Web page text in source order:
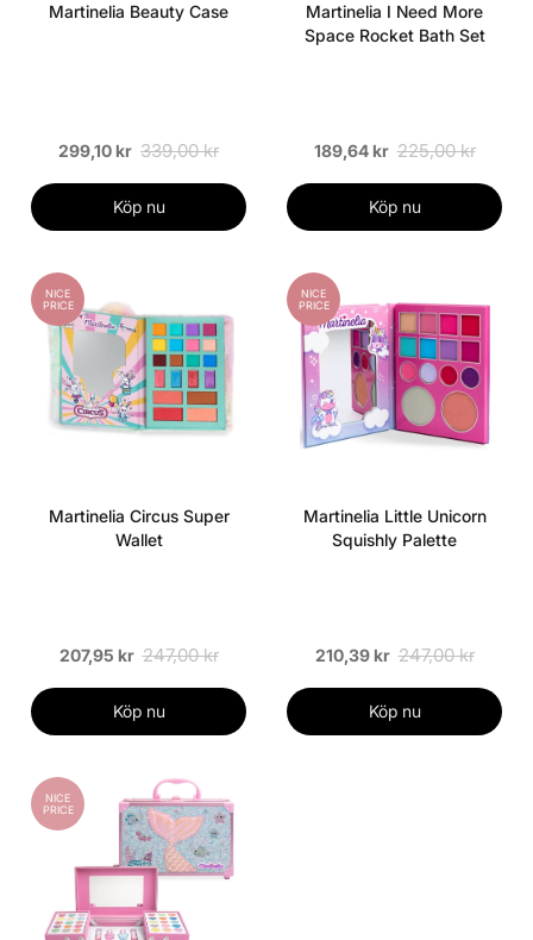
Martinelia Beauty Case
299,10 kr 339,00 kr
Köp nu
Martinelia I Need More
Space Rocket Bath Set
189,64 kr 225,00 kr
Köp nu
NICE
PRICE
Martinelia Circus Super
Wallet
207,95 kr 247,00 kr
Köp nu
NICE
PRICE
Martinelia Little Unicorn
Squishly Palette
210,39 kr 247,00 kr
Köp nu
NICE
PRICE